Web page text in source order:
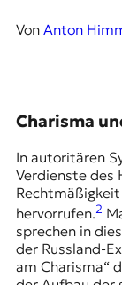
u
M
e
d
i
e
n
k
o
m
p
Von Anton
Charisma
In autoritären
Verdienste des
hervorrufen.2
sprechen in
der Russland-
am Charisma“